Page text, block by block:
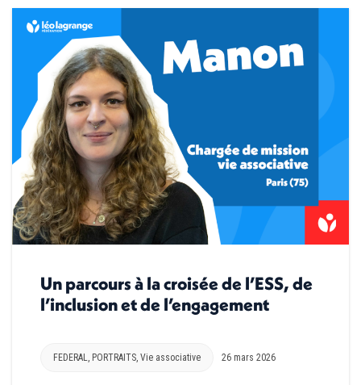
Un parcours à la croisée de l’ESS, de
l’inclusion et de l’engagement
FEDERAL PORTRAITS Vie associative 26 mars 2026